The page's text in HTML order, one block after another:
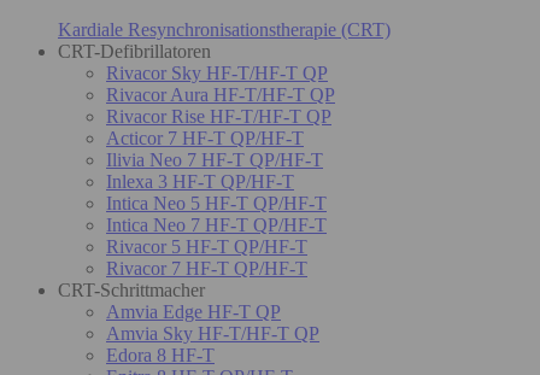
Kardiale Resynchronisationstherapie (CRT)
CRT-Defibrillatoren
Rivacor Sky HF-T/HF-T QP
Rivacor Aura HF-T/HF-T QP
Rivacor Rise HF-T/HF-T QP
Acticor 7 HF-T QP/HF-T
Ilivia Neo 7 HF-T QP/HF-T
Inlexa 3 HF-T QP/HF-T
Intica Neo 5 HF-T QP/HF-T
Intica Neo 7 HF-T QP/HF-T
Rivacor 5 HF-T QP/HF-T
Rivacor 7 HF-T QP/HF-T
CRT-Schrittmacher
Amvia Edge HF-T QP
Amvia Sky HF-T/HF-T QP
Edora 8 HF-T